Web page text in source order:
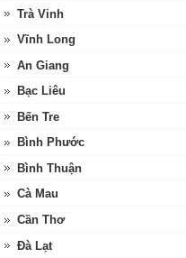
Trà Vinh
Vĩnh Long
An Giang
Bạc Liêu
Bến Tre
Bình Phước
Bình Thuận
Cà Mau
Cần Thơ
Đà Lạt